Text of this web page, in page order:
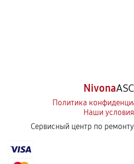
NivonaASC
Политика
Наши условия
Сервисный центр по